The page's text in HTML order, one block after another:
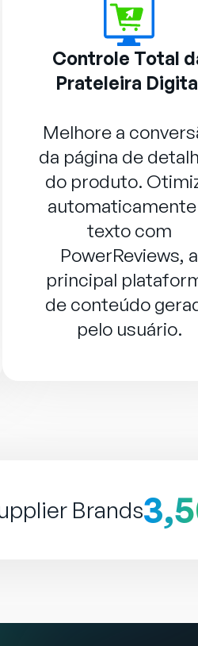
Controle Total
Prateleira
Melhore a
da página de
do produto.
texto com
PowerReviews, a
principal
de conteúdo
pelo usuário.
Brands